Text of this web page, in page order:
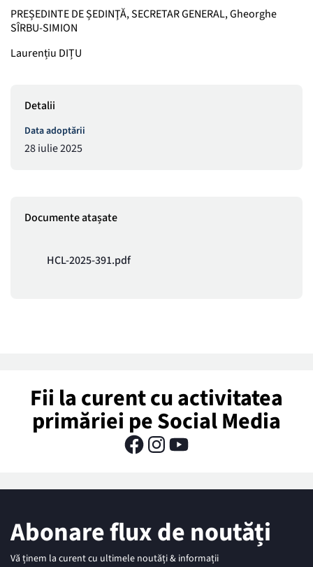
PREȘEDINTE DE ȘEDINŢĂ, SECRETAR GENERAL, Gheorghe
SÎRBU-SIMION
Laurențiu DIȚU
Detalii
Data adoptării
28 iulie 2025
Documente atașate
HCL-2025-391.pdf
Fii la curent cu activitatea
primăriei pe Social Media
Abonare flux de noutăți
Vă ținem la curent cu ultimele noutăți & informații